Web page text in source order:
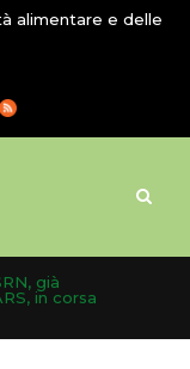
alimentare e delle
già
in corsa